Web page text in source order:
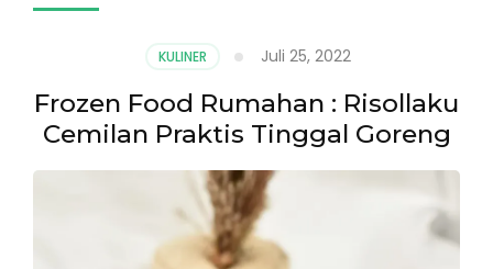
KULINER Juli 25, 2022
Frozen Food Rumahan : Risollaku
Cemilan Praktis Tinggal Goreng